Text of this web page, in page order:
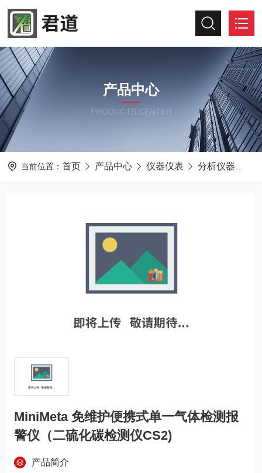
产品中心
PRODUCTS CENTER
当前位置： 首页 产品中心 仪器仪表 分析仪器
MiniMeta 免维护便携式单一气体检测报
警仪（二硫化碳检测仪CS2)
产品简介